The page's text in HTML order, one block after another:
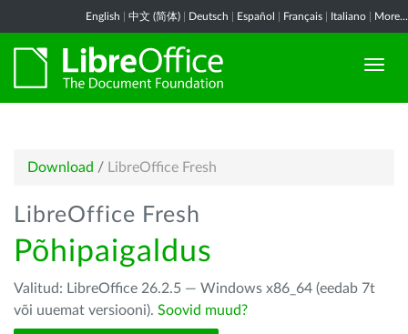
English 中文 (简体) Deutsch Español Français Italiano More...
Download / LibreOffice Fresh
LibreOffice Fresh
Põhipaigaldus
Valitud: LibreOffice 26.2.5 — Windows x86_64 (eedab 7t
või uuemat versiooni). Soovid muud?